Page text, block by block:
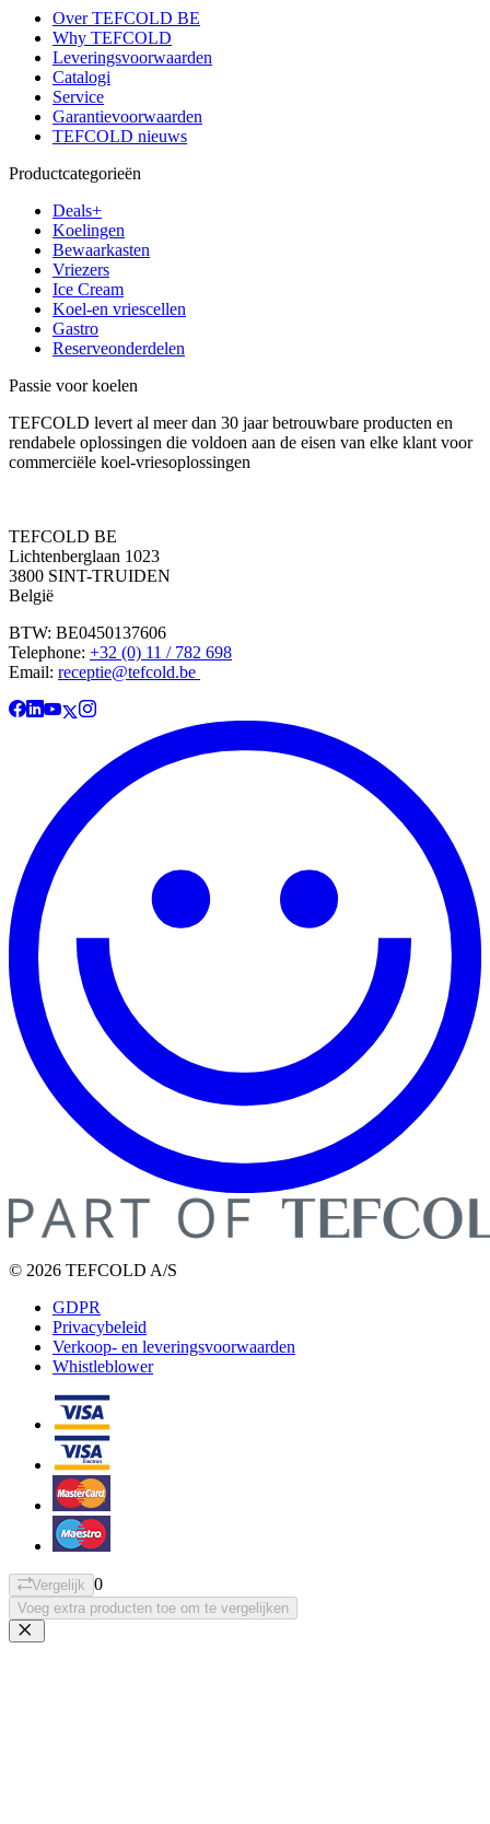
Over TEFCOLD BE
Why TEFCOLD
Leveringsvoorwaarden
Catalogi
Service
Garantievoorwaarden
TEFCOLD nieuws
Productcategorieën
Deals+
Koelingen
Bewaarkasten
Vriezers
Ice Cream
Koel-en vriescellen
Gastro
Reserveonderdelen
Passie voor koelen
TEFCOLD levert al meer dan 30 jaar betrouwbare producten en
rendabele oplossingen die voldoen aan de eisen van elke klant voor
commerciële koel-vriesoplossingen
TEFCOLD BE
Lichtenberglaan 1023
3800 SINT-TRUIDEN
België
BTW: BE0450137606
Telephone: +32 (0) 11 / 782 698
Email: receptie@tefcold.be
© 2026 TEFCOLD A/S
GDPR
Privacybeleid
Verkoop- en leveringsvoorwaarden
Whistleblower
Vergelijk 0
Voeg extra producten toe om te vergelijken